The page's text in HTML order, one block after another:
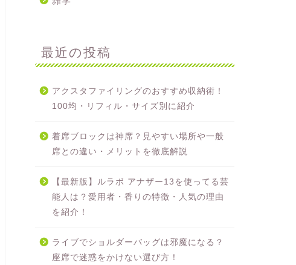
最近の投稿
アクスタファイリングのおすすめ収納術！
100均・リフィル・サイズ別に紹介
着席ブロックは神席？見やすい場所や一般
席との違い・メリットを徹底解説
【最新版】ルラボ アナザー13を使ってる芸
能人は？愛用者・香りの特徴・人気の理由
を紹介！
ライブでショルダーバッグは邪魔になる？
座席で迷惑をかけない選び方！